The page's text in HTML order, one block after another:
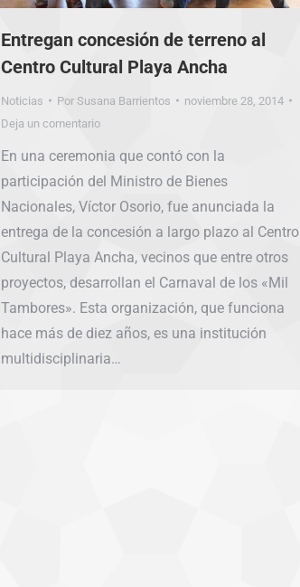
Entregan concesión de terreno al
Centro Cultural Playa Ancha
Noticias Por Susana Barrientos
noviembre 28, 2014
Deja un comentario
En una ceremonia que contó con la
participación del Ministro de Bienes
Nacionales, Víctor Osorio, fue anunciada la
entrega de la concesión a largo plazo al Centro
Cultural Playa Ancha, vecinos que entre otros
proyectos, desarrollan el Carnaval de los «Mil
Tambores». Esta organización, que funciona
hace más de diez años, es una institución
multidisciplinaria…